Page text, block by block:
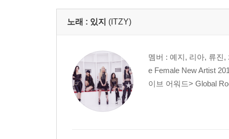
노래 : 있지 (ITZY)
멤버 : 예지, 리아, 류진
e Female New Artist
이브 어워드> Global